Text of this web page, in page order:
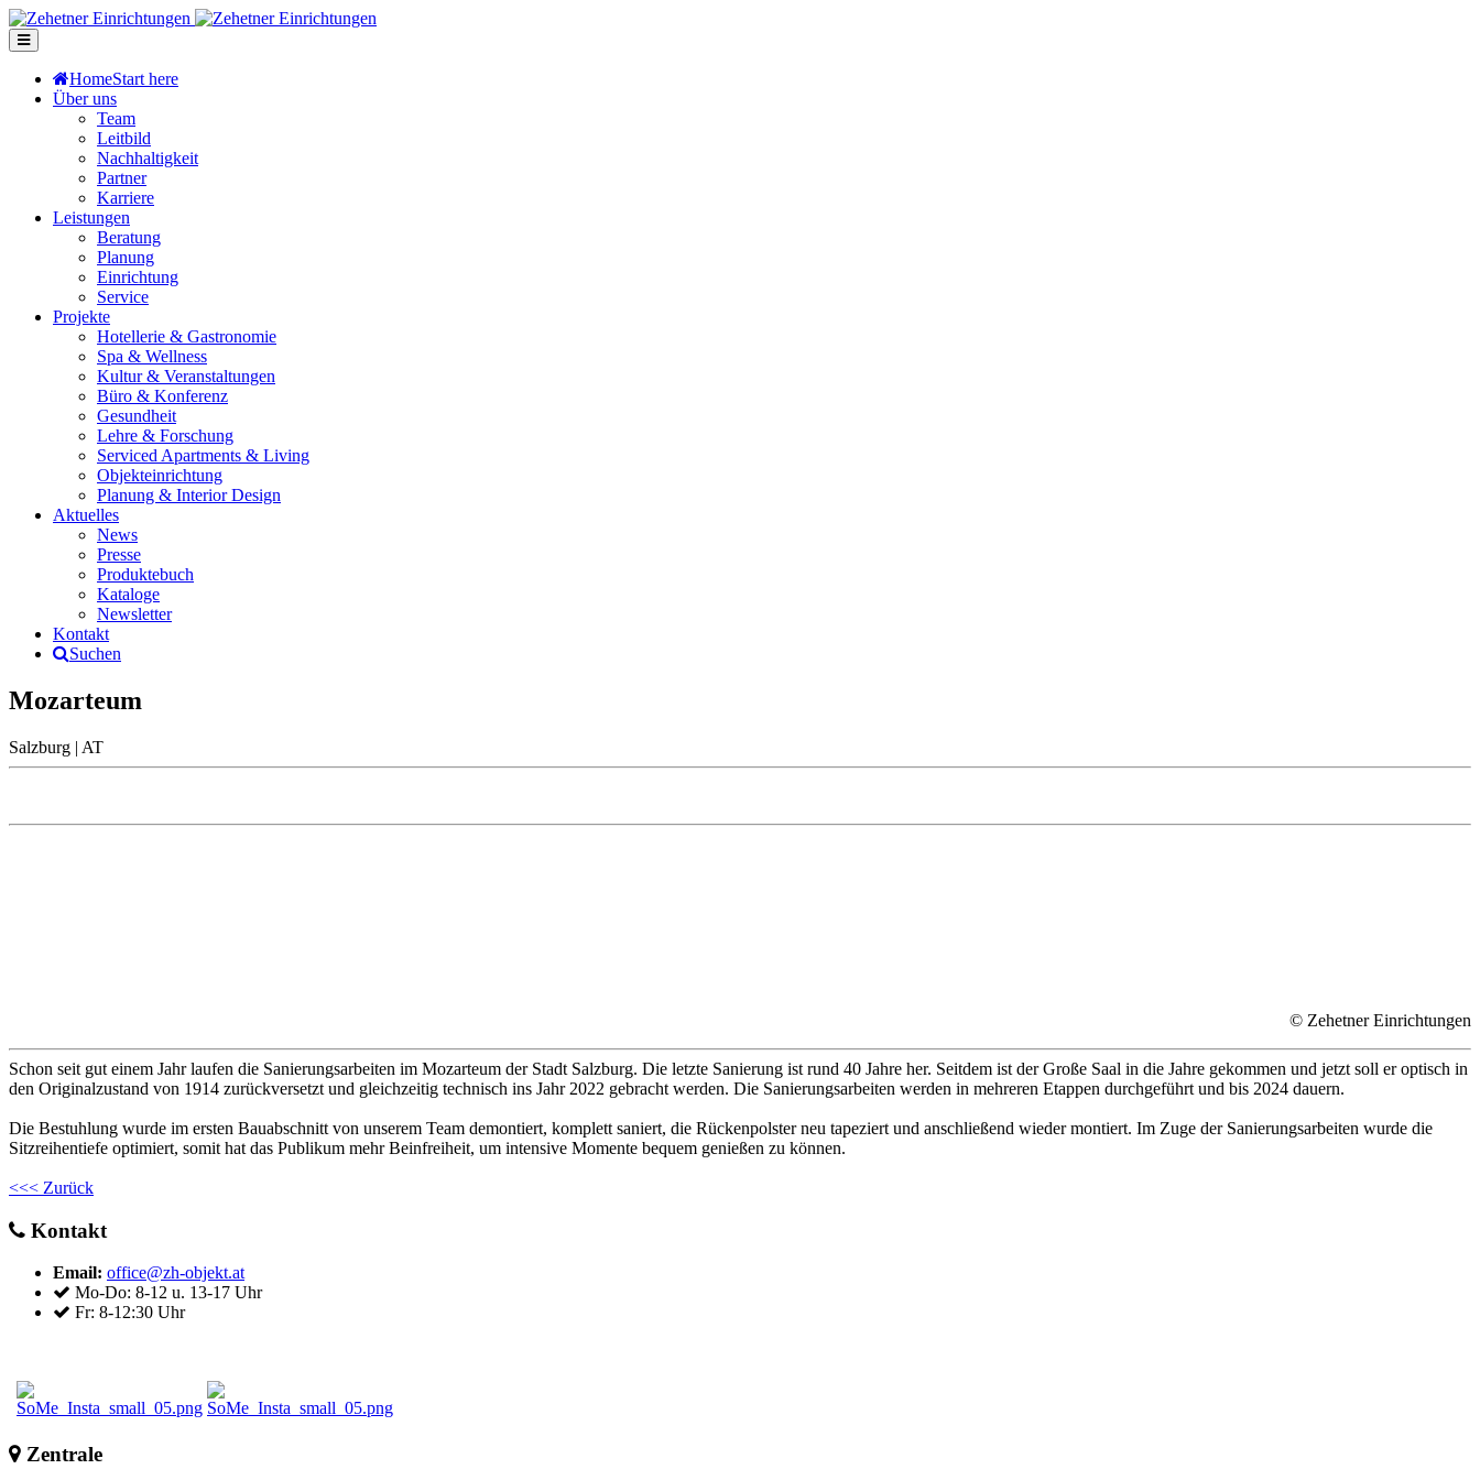
HomeStart here
Über uns
Team
Leitbild
Nachhaltigkeit
Partner
Karriere
Leistungen
Beratung
Planung
Einrichtung
Service
Projekte
Hotellerie & Gastronomie
Spa & Wellness
Kultur & Veranstaltungen
Büro & Konferenz
Gesundheit
Lehre & Forschung
Serviced Apartments & Living
Objekteinrichtung
Planung & Interior Design
Aktuelles
News
Presse
Produktebuch
Kataloge
Newsletter
Kontakt
Suchen
Mozarteum
Salzburg | AT
© Zehetner Einrichtungen
Schon seit gut einem Jahr laufen die Sanierungsarbeiten im Mozarteum der Stadt Salzburg. Die letzte Sanierung ist rund 40 Jahre her. Seitdem ist der Große Saal in die Jahre gekommen und jetzt soll er optisch in
den Originalzustand von 1914 zurückversetzt und gleichzeitig technisch ins Jahr 2022 gebracht werden. Die Sanierungsarbeiten werden in mehreren Etappen durchgeführt und bis 2024 dauern.
Die Bestuhlung wurde im ersten Bauabschnitt von unserem Team demontiert, komplett saniert, die Rückenpolster neu tapeziert und anschließend wieder montiert. Im Zuge der Sanierungsarbeiten wurde die
Sitzreihentiefe optimiert, somit hat das Publikum mehr Beinfreiheit, um intensive Momente bequem genießen zu können.
<<< Zurück
Kontakt
Email: office@zh-objekt.at
Mo-Do: 8-12 u. 13-17 Uhr
Fr: 8-12:30 Uhr
Zentrale